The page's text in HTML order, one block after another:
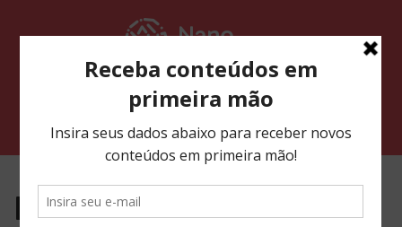
para
Mês:junho 2019